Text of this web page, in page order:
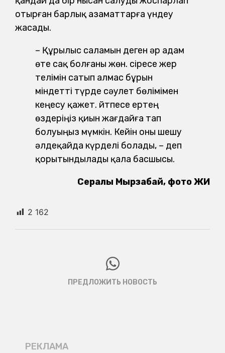
отырған барлық азаматтарға үндеу
жасады.
– Құрылыс саламын деген әр адам
өте сақ болғаны жөн. Әсіресе жер
телімін сатып алмас бұрын
міндетті түрде сәулет бөлімімен
кеңесу қажет. Әйтпесе ертең
өздеріңіз қиын жағдайға тап
болуыңыз мүмкін. Кейін оны шешу
әлдеқайда күрделі болады, – деп
қорытындылады қала басшысы.
Сералы Мырзабай, фото ЖИ
2 162
ПРЕДЛОЖИТЬ НОВОСТЬ
РЕКЛАМА